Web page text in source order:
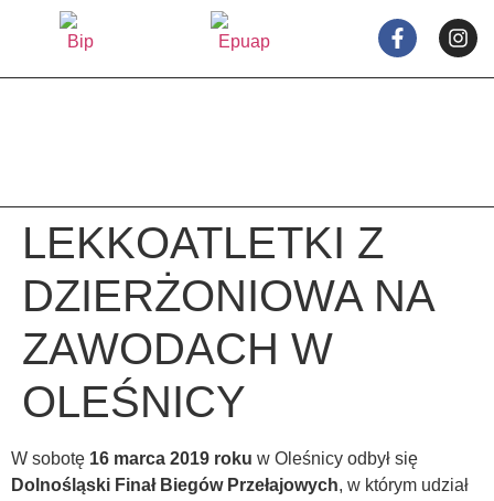
LEKKOATLETKI Z
DZIERŻONIOWA NA
ZAWODACH W
OLEŚNICY
W sobotę 16 marca 2019 roku w Oleśnicy odbył się
Dolnośląski Finał Biegów Przełajowych, w którym udział